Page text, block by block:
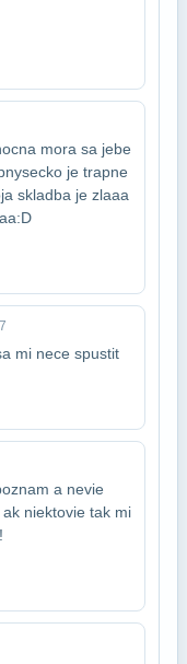
mora sa jebe
je trapne
skladba je zlaaa
mi nece spustit
a nevie
niekto​vie tak mi